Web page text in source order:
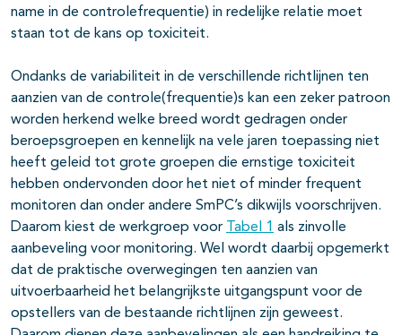
name in de controlefrequentie) in redelijke relatie moet
staan tot de kans op toxiciteit.
Ondanks de variabiliteit in de verschillende richtlijnen ten
aanzien van de controle(frequentie)s kan een zeker patroon
worden herkend welke breed wordt gedragen onder
beroepsgroepen en kennelijk na vele jaren toepassing niet
heeft geleid tot grote groepen die ernstige toxiciteit
hebben ondervonden door het niet of minder frequent
monitoren dan onder andere SmPC’s dikwijls voorschrijven.
Daarom kiest de werkgroep voor
Tabel 1 als zinvolle
aanbeveling voor monitoring. Wel wordt daarbij opgemerkt
dat de praktische overwegingen ten aanzien van
uitvoerbaarheid het belangrijkste uitgangspunt voor de
opstellers van de bestaande richtlijnen zijn geweest.